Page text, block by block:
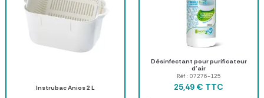
Instrubac Anios 2 L
Désinfectant pour purificateur
d'air
Réf : 07276-125
25,49 € TTC